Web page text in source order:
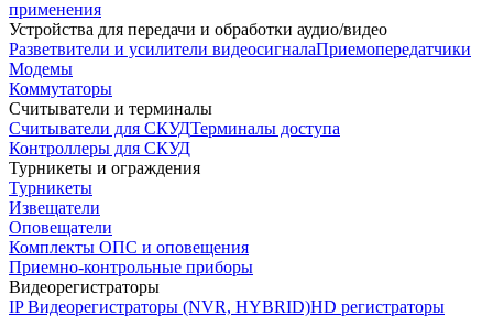
применения
Устройства для передачи и обработки аудио/видео
Разветвители и усилители видеосигналаПриемопередатчики
Модемы
Коммутаторы
Считыватели и терминалы
Считыватели для СКУДТерминалы доступа
Контроллеры для СКУД
Турникеты и ограждения
Турникеты
Извещатели
Оповещатели
Комплекты ОПС и оповещения
Приемно-контрольные приборы
Видеорегистраторы
IP Видеорегистраторы (NVR, HYBRID)HD регистраторы